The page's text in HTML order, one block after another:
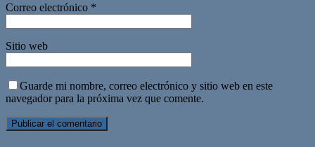
Correo electrónico *
Sitio web
Guarde mi nombre, correo electrónico y sitio web en este
navegador para la próxima vez que comente.